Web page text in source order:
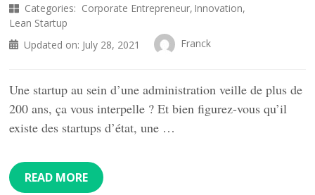
Categories: Corporate Entrepreneur Innovation
Lean Startup
Updated on: July 28, 2021 Franck
Une startup au sein d’une administration veille de plus de
200 ans, ça vous interpelle ? Et bien figurez-vous qu’il
existe des startups d’état, une …
READ MORE